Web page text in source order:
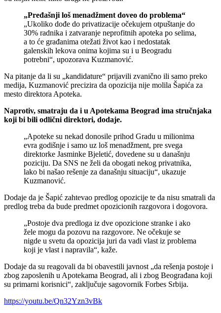
„Pređašnji loš menadžment doveo do problema“
„Ukoliko dođe do privatizacije očekujem otpuštanje do
30% radnika i zatvaranje neprofitnih apoteka po selima,
a to će građanima otežati život kao i nedostatak
galenskih lekova onima kojima su i u Beogradu
potrebni“, upozorava Kuzmanović.
Na pitanje da li su „kandidature“ prijavili zvanično ili samo preko
medija, Kuzmanović precizira da opozicija nije molila Šapića za
mesto direktora Apoteka.
Naprotiv, smatraju da i u Apotekama Beograd ima stručnjaka
koji bi bili odlični direktori, dodaje.
„Apoteke su nekad donosile prihod Gradu u milionima
evra godišnje i samo uz loš menadžment, pre svega
direktorke Jasminke Bjeletić, dovedene su u današnju
poziciju. Da SNS ne želi da obogati nekog privatnika,
lako bi našao rešenje za današnju situaciju“, ukazuje
Kuzmanović.
Dodaje da je Šapić zahtevao predlog opozicije te da nisu smatrali da
predlog treba da bude predmet opozicionih razgovora i dogovora.
„Postoje dva predloga iz dve opozicione stranke i ako
žele mogu da pozovu na razgovore. Ne očekuje se
nigde u svetu da opozicija juri da vadi vlast iz problema
koji je vlast i napravila“, kaže.
Dodaje da su reagovali da bi obavestili javnost „da rešenja postoje i
zbog zaposlenih u Apotekama Beograd, ali i zbog Beograđana koji
su primarni korisnici“, zaključuje sagovornik Forbes Srbija.
https://youtu.be/Qn32Yzn3vBk